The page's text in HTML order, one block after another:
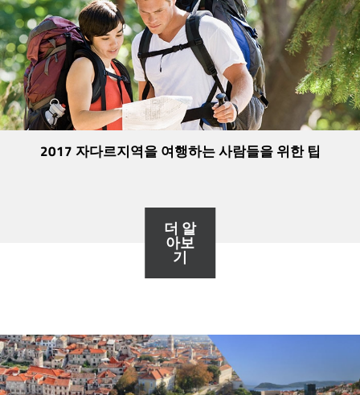
2017 자다르지역을 여행하는 사람들을 위한 팁
더 알
아보
기